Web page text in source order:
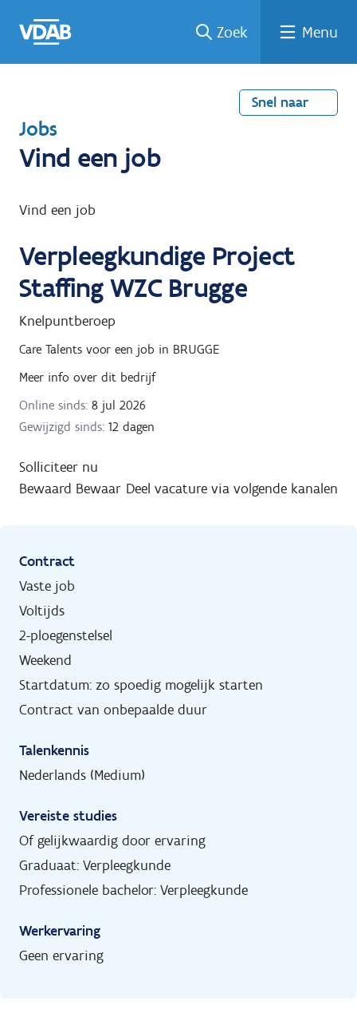
naar
een
een
job
naar
Zoek Menu
Snel naar
T
e
u
n
a
r
Jobs
Vind een job
Vind een job
Verpleegkundige Project
Staffing WZC Brugge
Knelpuntberoep
Care Talents voor een job in BRUGGE
Meer info over dit bedrijf
Online sinds: 8 jul 2026
Gewijzigd sinds: 12 dagen
Solliciteer nu
Bewaard Bewaar Deel vacature via volgende kanalen
Contract
Vaste job
Voltijds
2-ploegenstelsel
Weekend
Startdatum: zo spoedig mogelijk starten
Contract van onbepaalde duur
Talenkennis
Nederlands (Medium)
Vereiste studies
Of gelijkwaardig door ervaring
Graduaat: Verpleegkunde
Professionele bachelor: Verpleegkunde
Werkervaring
Geen ervaring